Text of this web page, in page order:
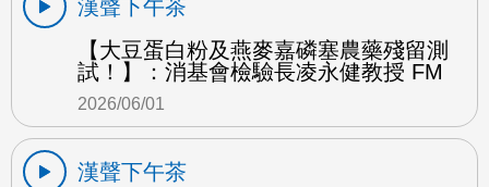
漢聲下午茶
【大豆蛋白粉及燕麥嘉磷塞農藥殘留測
試！】：消基會檢驗長凌永健教授 FM
2026/06/01
漢聲下午茶